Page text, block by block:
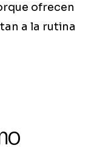
ofrecen
a la rutina